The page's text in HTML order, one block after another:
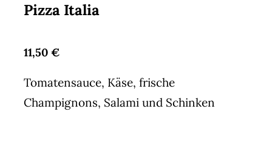
Pizza Italia
11,50 €
Tomatensauce, Käse, frische
Champignons, Salami und Schinken